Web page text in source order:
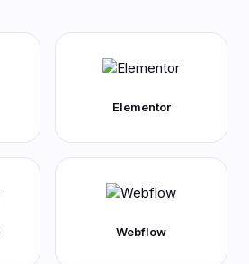
Elementor
Webflow